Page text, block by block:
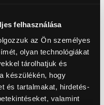
felhasználása
az Ön személyes
olyan technológiákat
tárolhatjuk és
készülékén, hogy
és tartalmakat, hirdetés-
valamint